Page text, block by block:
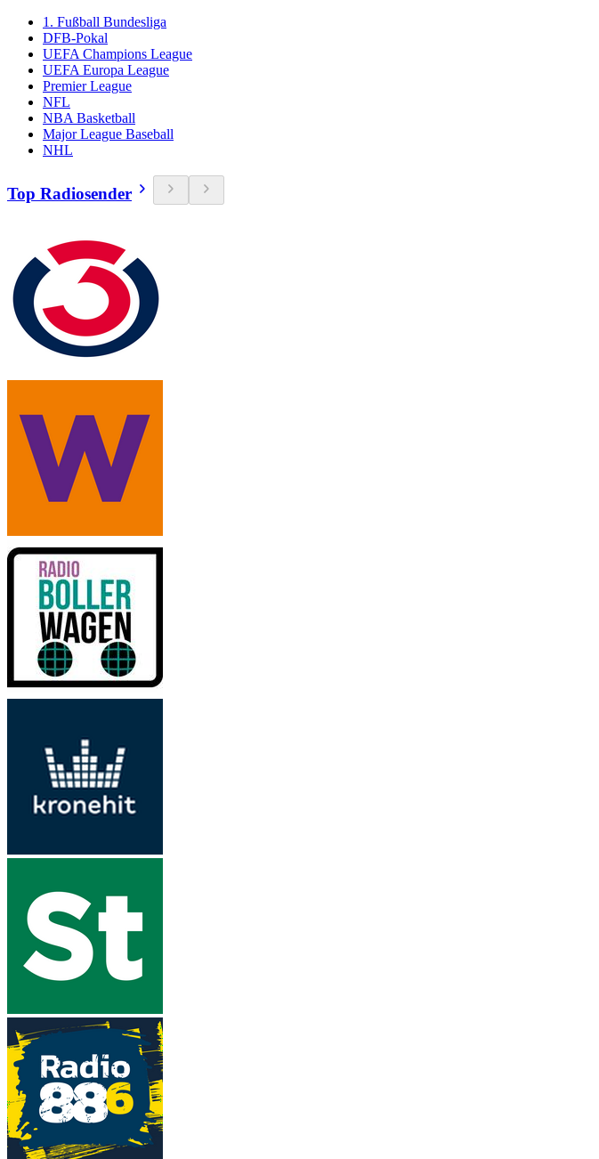
1. Fußball Bundesliga
DFB-Pokal
UEFA Champions League
UEFA Europa League
Premier League
NFL
NBA Basketball
Major League Baseball
NHL
Top Radiosender